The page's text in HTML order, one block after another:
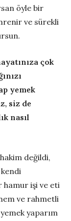
öyle bir
ve sürekli
çok
yemek
siz de
nasıl
değildi,
hamur işi ve eti
ve rahmetli
yaparım